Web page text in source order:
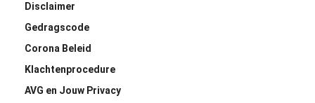
Disclaimer
Gedragscode
Corona Beleid
Klachtenprocedure
AVG en Jouw Privacy